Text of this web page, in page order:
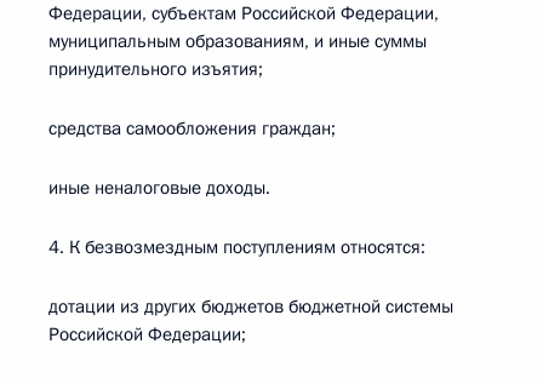
Федерации, субъектам Российской Федерации,
муниципальным образованиям, и иные суммы
принудительного изъятия;
средства самообложения граждан;
иные неналоговые доходы.
4. К безвозмездным поступлениям относятся:
дотации из других бюджетов бюджетной системы
Российской Федерации;